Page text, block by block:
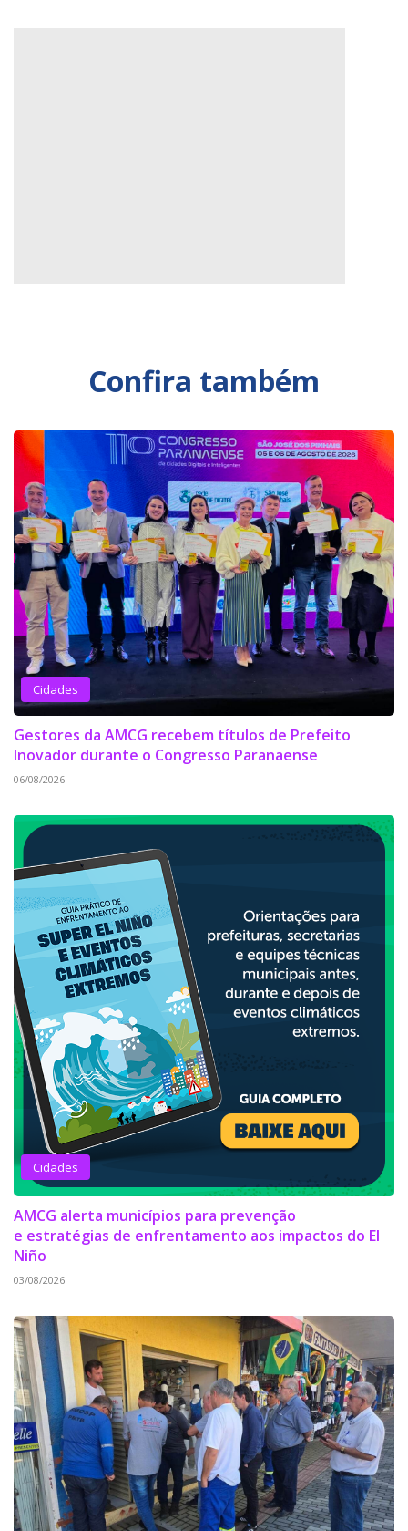
Confira também
Cidades
Gestores da AMCG recebem títulos de Prefeito
Inovador durante o Congresso Paranaense
06/08/2026
Cidades
AMCG alerta municípios para prevenção
e estratégias de enfrentamento aos impactos do El
Niño
03/08/2026